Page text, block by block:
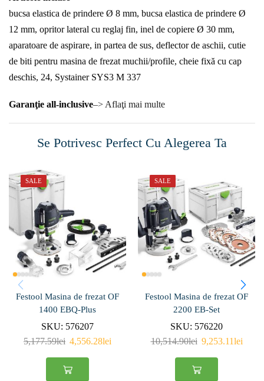
bucsa elastica de prindere Ø 8 mm, bucsa elastica de prindere Ø
12 mm, opritor lateral cu reglaj fin, inel de copiere Ø 30 mm,
aparatoare de aspirare, in partea de sus, deflector de aschii, cutie
de biti pentru masina de frezat muchii/profile, cheie fixă cu cap
deschis, 24, Systainer SYS3 M 337
Garanţie all-inclusive–> Aflaţi mai multe
Se Potrivesc Perfect Cu Alegerea Ta
SALE
Festool Masina de frezat OF
1400 EBQ-Plus
SKU: 576207
5,177.59lei 4,556.28lei
SALE
Festool Masina de frezat OF
2200 EB-Set
SKU: 576220
10,514.90lei 9,253.11lei